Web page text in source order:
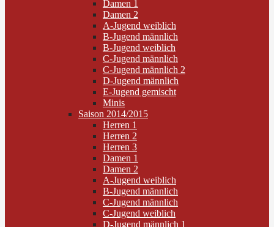
Damen 1
Damen 2
A-Jugend weiblich
B-Jugend männlich
B-Jugend weiblich
C-Jugend männlich
C-Jugend männlich 2
D-Jugend männlich
E-Jugend gemischt
Minis
Saison 2014/2015
Herren 1
Herren 2
Herren 3
Damen 1
Damen 2
A-Jugend weiblich
B-Jugend männlich
C-Jugend männlich
C-Jugend weiblich
D-Jugend männlich 1